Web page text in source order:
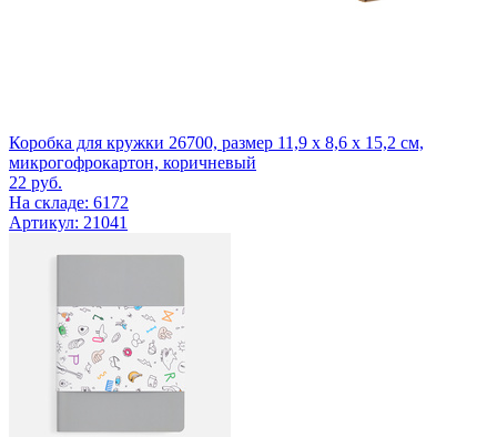
Коробка для кружки 26700, размер 11,9 х 8,6 х 15,2 см,
микрогофрокартон, коричневый
22 руб.
На складе: 6172
Артикул: 21041